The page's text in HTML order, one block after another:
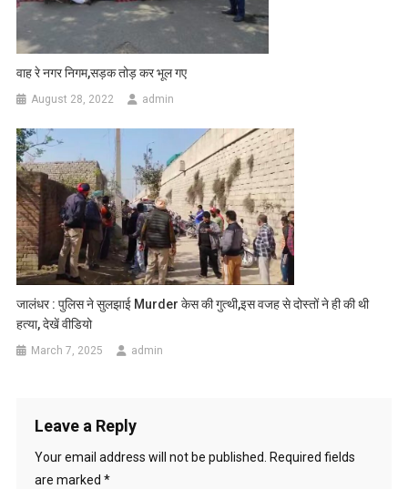
वाह रे नगर निगम,सड़क तोड़ कर भूल गए
August 28, 2022 admin
जालंधर : पुलिस ने सुलझाई Murder केस की गुत्थी,इस वजह से दोस्तों ने ही की थी
हत्या, देखें वीडियो
March 7, 2025 admin
Leave a Reply
Your email address will not be published.
Required fields
are marked *